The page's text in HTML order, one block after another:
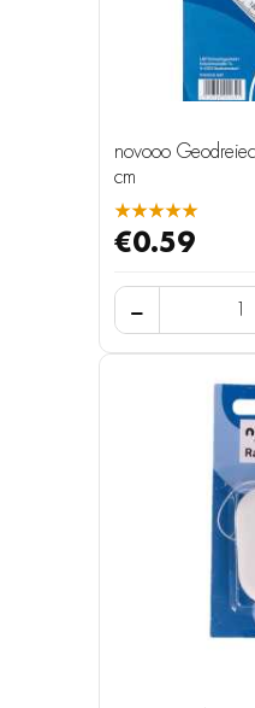
novooo
cm
★★★★★
€0.59